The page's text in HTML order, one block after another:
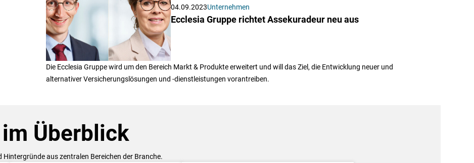
04.09.2023Unternehmen
Ecclesia Gruppe richtet Assekuradeur neu aus
Die Ecclesia Gruppe wird um den Bereich Markt & Produkte erweitert und will das Ziel, die Entwicklung neuer und
alternativer Versicherungslösungen und -dienstleistungen vorantreiben.
Überblick
aus zentralen Bereichen der Branche.